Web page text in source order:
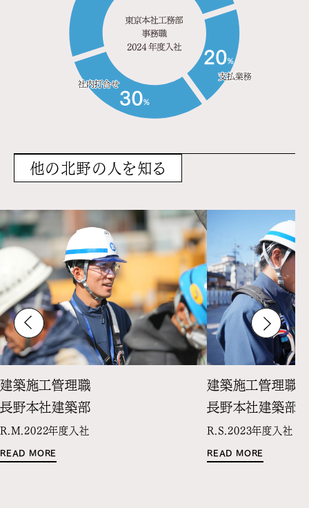
他の北野の人を知る
建築施工管理職
長野本社建築部
R.M. 2022年度入社
READ MORE
建築施工管理職
長野本社建築部
R.S. 2023年度入社
READ MORE